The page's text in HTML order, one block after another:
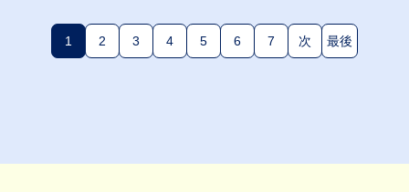
1(現在のページ)
2 3 4 5 6 7 次 最後